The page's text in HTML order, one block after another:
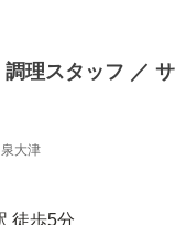
理スタッフ ／
大津
徒歩5分